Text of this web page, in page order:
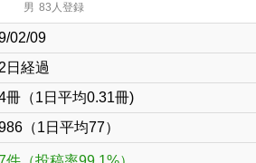
男 83人登録
02/09
日経過
冊（1日平均0.31冊)
（1日平均77）